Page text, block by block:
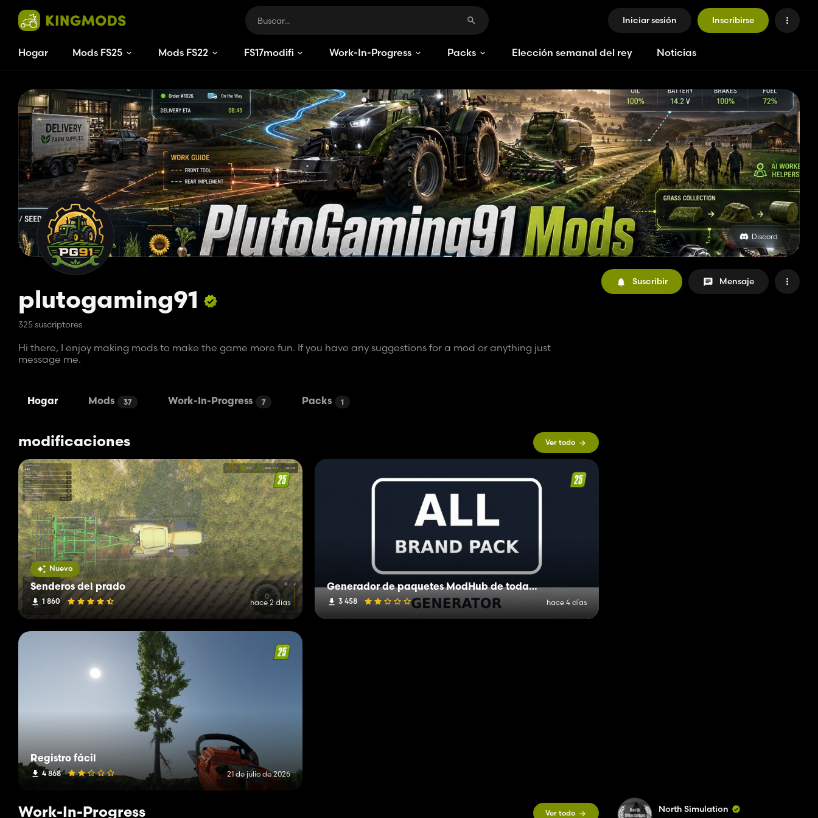
Iniciar sesión Inscribirse
Hogar Mods FS25 Mods FS22 FS17modificacionesWork-In-Progress Packs Elección semanal del rey Noticias
Discord
plutogaming91
325 suscriptores
Hi there, I enjoy making mods to make the game more fun. If you have any suggestions for a mod or anything just
message me.
Suscribir Mensaje
Hogar Mods 37 Work-In-Progress 7 Packs 1
modificaciones Ver todo
Nuevo
Senderos del prado
1 860 hace 2 días
Generador de paquetes ModHub de todas las marcas
3 458 hace 4 días
Registro fácil
4 868 21 de julio de 2026
Work-In-Progress Ver todo North Simulation